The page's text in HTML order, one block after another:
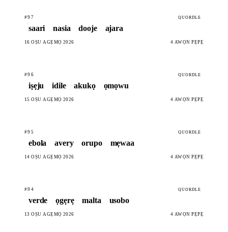
#97 QUORDLE
saari nasia dooje ajara
16 OṢÙ AGẸMỌ 2026 4 AWỌN PẸPẸ
#96 QUORDLE
iṣẹju idile akukọ ọmọwu
15 OṢÙ AGẸMỌ 2026 4 AWỌN PẸPẸ
#95 QUORDLE
ebola avery orupo mẹwaa
14 OṢÙ AGẸMỌ 2026 4 AWỌN PẸPẸ
#94 QUORDLE
verde ọgẹrẹ malta usobo
13 OṢÙ AGẸMỌ 2026 4 AWỌN PẸPẸ